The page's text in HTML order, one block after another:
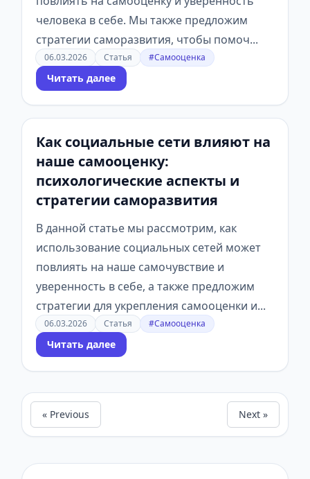
человека в себе. Мы также предложим
стратегии саморазвития, чтобы помоч...
06.03.2026 Статья #Самооценка
Читать далее
Как социальные сети влияют на
наше самооценку:
психологические аспекты и
стратегии саморазвития
В данной статье мы рассмотрим, как
использование социальных сетей может
повлиять на наше самочувствие и
уверенность в себе, а также предложим
стратегии для укрепления самооценки и...
06.03.2026 Статья #Самооценка
Читать далее
« Previous Next »